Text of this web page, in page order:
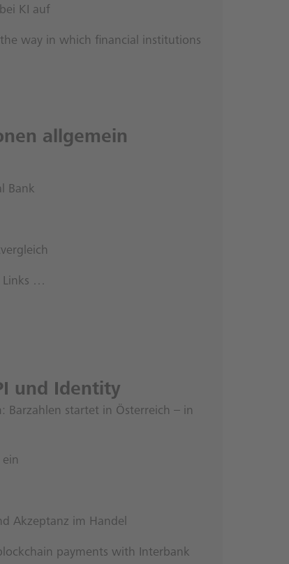
KI auf
way in which financial institutions
allgemein
Bank
Links …
und Identity
Barzahlen startet in Österreich – in
Akzeptanz im Handel
payments with Interbank